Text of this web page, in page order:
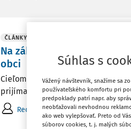
ČLÁNKY
Na základe čoho je možné
obci
Cieľom tohto príspevku je uviesť,
prijímajú a ako ich môžu stanoviť.
Redakcia,Ing. Oxana Hospodárová
Súhlas s
Vážený návštevník, snažíme sa
používateľského komfortu pri
predpoklady patrí napr. aby
neobťažovali nevhodnou
ako web vylepšovať. Preto od
súborov cookies, t. j. malých